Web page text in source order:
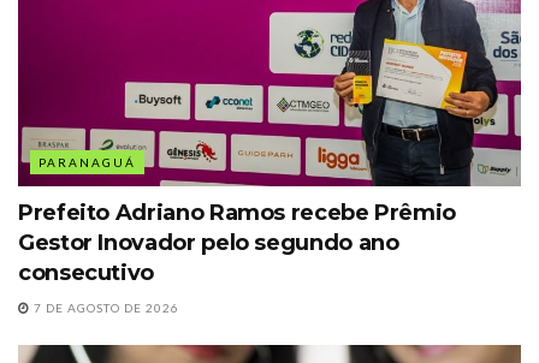
PARANAGUÁ
Prefeito Adriano Ramos recebe Prêmio
Gestor Inovador pelo segundo ano
consecutivo
7 DE AGOSTO DE 2026